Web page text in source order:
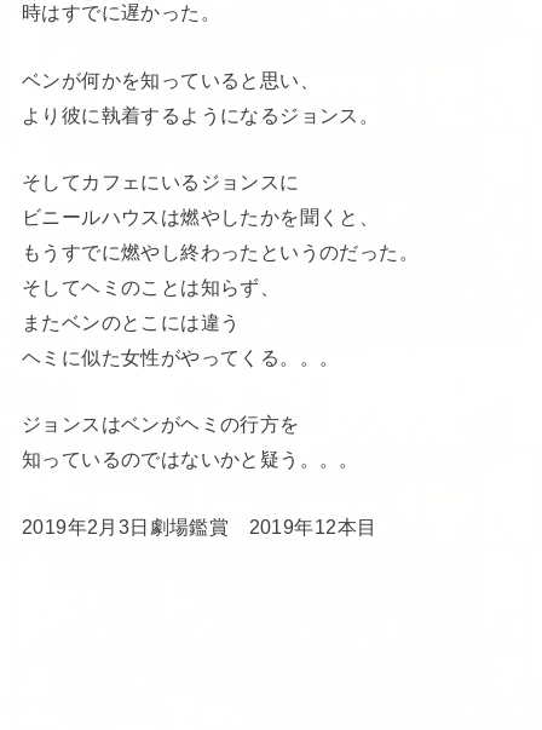
時はすでに遅かった。
ベンが何かを知っていると思い、
より彼に執着するようになるジョンス。
そしてカフェにいるジョンスに
ビニールハウスは燃やしたかを聞くと、
もうすでに燃やし終わったというのだった。
そしてヘミのことは知らず、
またベンのとこには違う
ヘミに似た女性がやってくる。。。
ジョンスはベンがヘミの行方を
知っているのではないかと疑う。。。
2019年2月3日劇場鑑賞 2019年12本目